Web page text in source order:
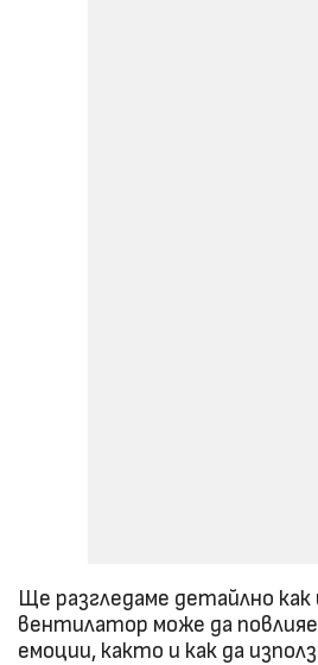
Ще разгледаме детайлно
вентилатор може да
емоции, както и как да